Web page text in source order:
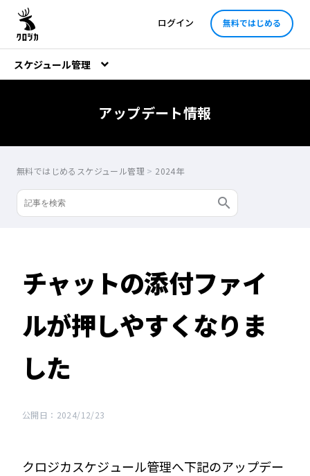
ログイン 無料ではじめる
スケジュール管理
アップデート情報
無料ではじめるスケジュール管理 > 2024年
チャットの添付ファイ
ルが押しやすくなりま
した
公開日：2024/12/23
クロジカスケジュール管理へ下記のアップデー